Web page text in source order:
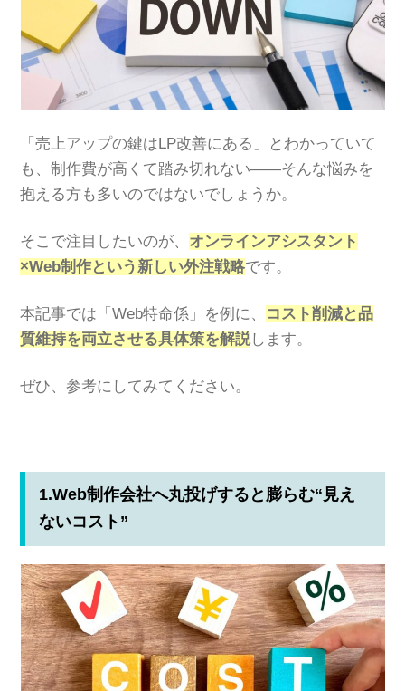
「売上アップの鍵はLP改善にある」とわかっていて
も、制作費が高くて踏み切れない――そんな悩みを
抱える方も多いのではないでしょうか。
そこで注目したいのが、 オンラインアシスタント
×Web制作という新しい外注戦略です。
本記事では「Web特命係」を例に、 コスト削減と品
質維持を両立させる具体策を解説します。
ぜひ、参考にしてみてください。
1.Web制作会社へ丸投げすると膨らむ“見え
ないコスト”